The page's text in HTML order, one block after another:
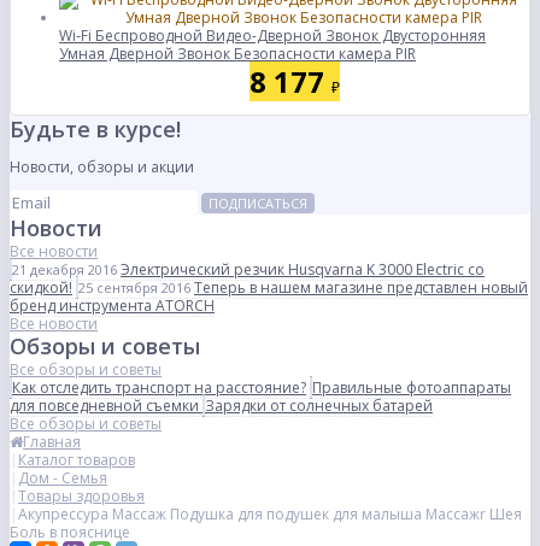
Wi-Fi Беспроводной Видео-Дверной Звонок Двусторонняя
Умная Дверной Звонок Безопасности камера PIR
8 177 ₽
Будьте в курсе!
Новости, обзоры и акции
ПОДПИСАТЬСЯ
Новости
Все новости
21 декабря 2016 Электрический резчик Husqvarna K 3000 Electric со
скидкой! 25 сентября 2016 Теперь в нашем магазине представлен новый
бренд инструмента ATORCH
Все новости
Обзоры и советы
Все обзоры и советы
Как отследить транспорт на расстояние? Правильные фотоаппараты
для повседневной съемкиЗарядки от солнечных батарей
Все обзоры и советы
Главная
Каталог товаров
Дом - Семья
Товары здоровья
Акупрессура Массаж Подушка для подушек для малыша Массажr Шея
Боль в пояснице